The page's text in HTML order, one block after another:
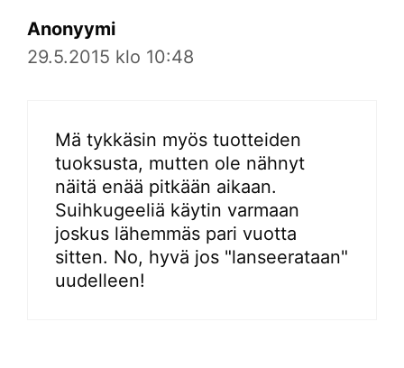
Anonyymi
29.5.2015 klo 10:48
Mä tykkäsin myös tuotteiden
tuoksusta, mutten ole nähnyt
näitä enää pitkään aikaan.
Suihkugeeliä käytin varmaan
joskus lähemmäs pari vuotta
sitten. No, hyvä jos "lanseerataan"
uudelleen!